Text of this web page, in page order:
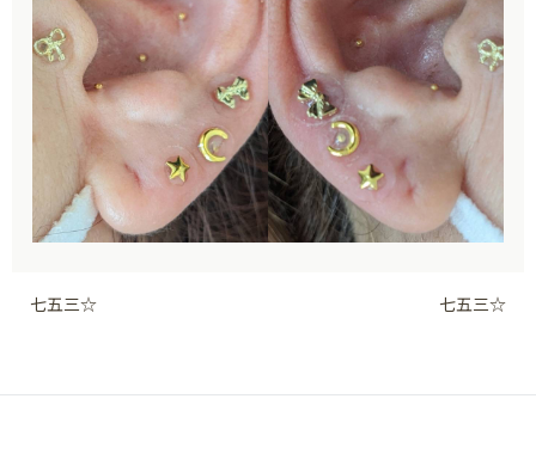
七五三☆ 七五三☆